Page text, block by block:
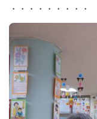
・・・・・・・・・